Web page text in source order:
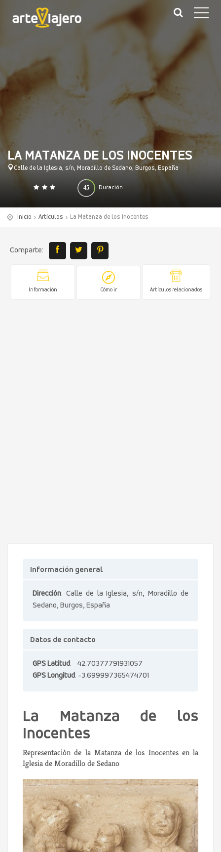
LA MATANZA DE LOS INOCENTES
Calle de la Iglesia, s/n, Moradillo de Sedano, Burgos, España
Duración
45
0 140
Inicio Artículos La Matanza de los Inocentes
Comparte:
Información Cómo ir Artículos relacionados
Información general
Dirección: Calle de la Iglesia, s/n, Moradillo de
Sedano, Burgos, España
Datos de contacto
GPS Latitud: 42.70377791931057
GPS Longitud: -3.699997365474701
La Matanza de los
Inocentes
Representación de la Matanza de los Inocentes en la
Iglesia de Moradillo de Sedano